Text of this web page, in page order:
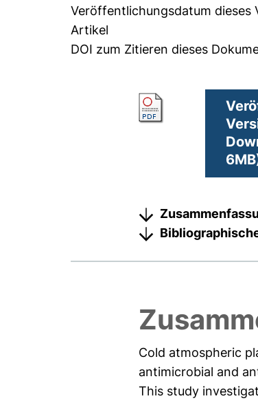
Veröffentlichungsdatum dieses
Artikel
DOI zum Zitieren dieses
Cold atmospheric
antimicrobial and
This study